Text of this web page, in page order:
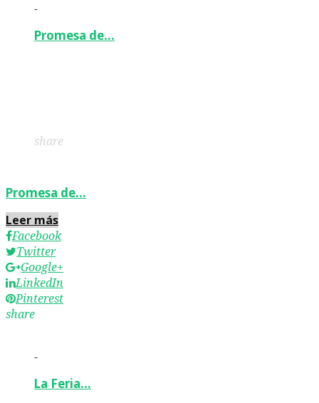
-
Promesa de…
share
Promesa de…
Leer más
Facebook
Twitter
Google+
LinkedIn
Pinterest
share
-
La Feria…